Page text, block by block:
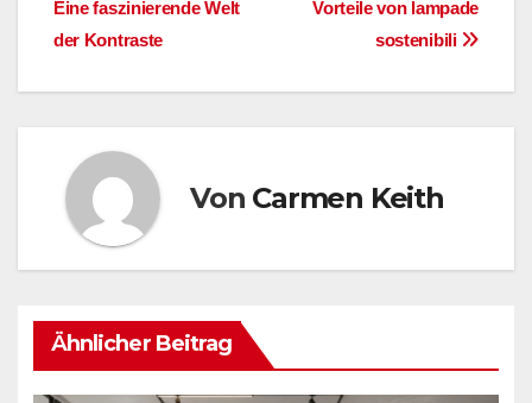
Vorteile von lampade
sostenibili
Eine faszinierende Welt
der Kontraste
Von Carmen Keith
Ähnlicher Beitrag